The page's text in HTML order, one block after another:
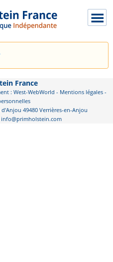
France
: West-WebWorld - Mentions légales-
49480 Verrières-en-Anjou
info@primholstein.com